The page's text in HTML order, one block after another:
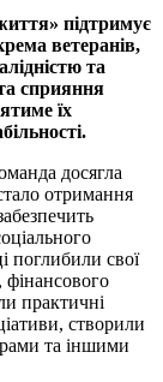
підтримує
ветеранів,
та
сприяння
їх
досягла
отримання
поглибили свої
фінансового
практичні
створили
та іншими